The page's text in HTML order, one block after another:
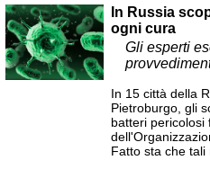
In Russia
ogni cura
Gli esperti
In 15 città della
Pietroburgo, gli
batteri pericolosi
Fatto sta che tali